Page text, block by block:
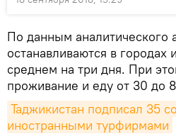
По данным аналитического
останавливаются в городах
среднем на три дня. При
проживание и еду от 30 до
Таджикистан подписал 35
иностранными турфирмами